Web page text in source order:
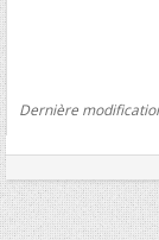
Dernière